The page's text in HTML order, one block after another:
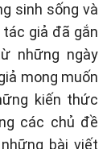
sinh sống và
tác giả đã gắn
những ngày
mong muốn
kiến thức
các chủ đề
bài viết